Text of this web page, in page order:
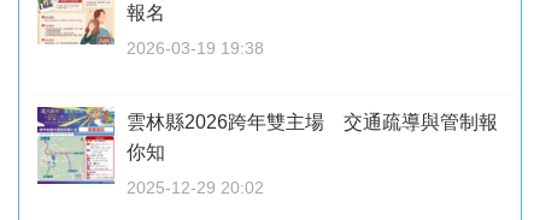
報名
2026-03-19 19:38
雲林縣2026跨年雙主場 交通疏導與管制報
你知
2025-12-29 20:02